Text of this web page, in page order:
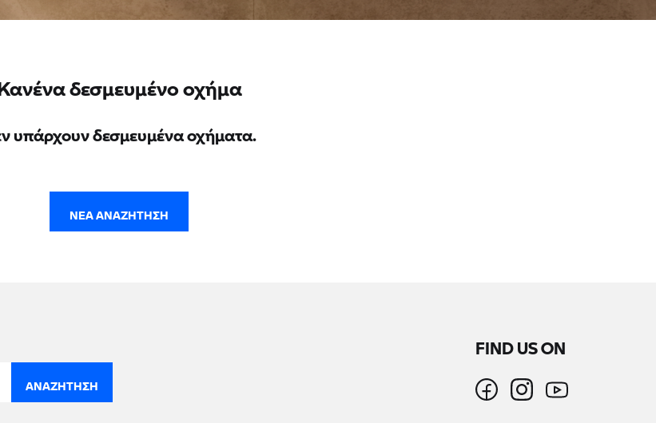
δεσμευμένο οχήμα
υπάρχουν δεσμευμένα οχήματα.
ΝΈΑ ΑΝΑΖΉΤΗΣΗ
ΑΝΑΖΉΤΗΣΗ
FIND US ON